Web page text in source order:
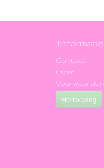
Informatie
Contact
Over
Voorwaarden
Herroeping